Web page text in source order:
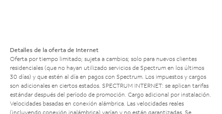
Detalles de la oferta de Internet
Oferta por tiempo limitado; sujeta a cambios; solo para nuevos clientes
residenciales (que no hayan utilizado servicios de Spectrum en los últimos
30 días) y que estén al día en pagos con Spectrum. Los impuestos y cargos
son adicionales en ciertos estados. SPECTRUM INTERNET: se aplican tarifas
estándar después del período de promoción. Cargo adicional por instalación.
Velocidades basadas en conexión alámbrica. Las velocidades reales
(incluyendo conexión inalámbrica) varían y no están garantizadas. Se